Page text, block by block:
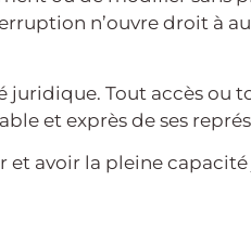
n’ouvre droit à
juridique. Tout accès ou
et exprès de ses
et avoir la pleine